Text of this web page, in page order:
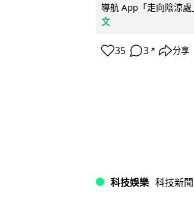
導航 App「走向陰涼
文
35 3 ↗ 分享
科技娛樂 科技新聞